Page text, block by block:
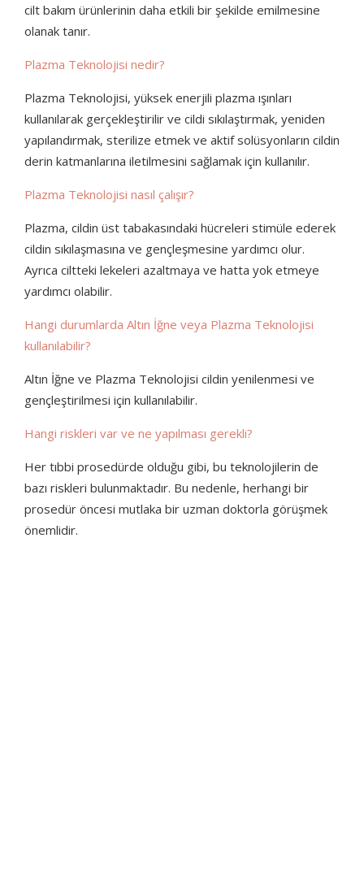
cilt bakım ürünlerinin daha etkili bir şekilde emilmesine
olanak tanır.
Plazma Teknolojisi nedir?
Plazma Teknolojisi, yüksek enerjili plazma ışınları
kullanılarak gerçekleştirilir ve cildi sıkılaştırmak, yeniden
yapılandırmak, sterilize etmek ve aktif solüsyonların cildin
derin katmanlarına iletilmesini sağlamak için kullanılır.
Plazma Teknolojisi nasıl çalışır?
Plazma, cildin üst tabakasındaki hücreleri stimüle ederek
cildin sıkılaşmasına ve gençleşmesine yardımcı olur.
Ayrıca ciltteki lekeleri azaltmaya ve hatta yok etmeye
yardımcı olabilir.
Hangi durumlarda Altın İğne veya Plazma Teknolojisi
kullanılabilir?
Altın İğne ve Plazma Teknolojisi cildin yenilenmesi ve
gençleştirilmesi için kullanılabilir.
Hangi riskleri var ve ne yapılması gerekli?
Her tıbbi prosedürde olduğu gibi, bu teknolojilerin de
bazı riskleri bulunmaktadır. Bu nedenle, herhangi bir
prosedür öncesi mutlaka bir uzman doktorla görüşmek
önemlidir.